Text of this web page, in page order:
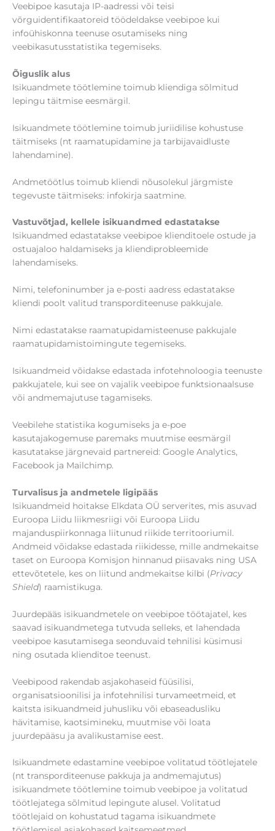
Veebipoe kasutaja IP-aadressi või teisi
võrguidentifikaatoreid töödeldakse veebipoe kui
infoühiskonna teenuse osutamiseks ning
veebikasutusstatistika tegemiseks.
Õiguslik alus
Isikuandmete töötlemine toimub kliendiga sõlmitud
lepingu täitmise eesmärgil.
Isikuandmete töötlemine toimub juriidilise kohustuse
täitmiseks (nt raamatupidamine ja tarbijavaidluste
lahendamine).
Andmetöötlus toimub kliendi nõusolekul järgmiste
tegevuste täitmiseks: infokirja saatmine.
Vastuvõtjad, kellele isikuandmed edastatakse
Isikuandmed edastatakse veebipoe klienditoele ostude ja
ostuajaloo haldamiseks ja kliendiprobleemide
lahendamiseks.
Nimi, telefoninumber ja e-posti aadress edastatakse
kliendi poolt valitud transporditeenuse pakkujale.
Nimi edastatakse raamatupidamisteenuse pakkujale
raamatupidamistoimingute tegemiseks.
Isikuandmeid võidakse edastada infotehnoloogia teenuste
pakkujatele, kui see on vajalik veebipoe funktsionaalsuse
või andmemajutuse tagamiseks.
Veebilehe statistika kogumiseks ja e-poe
kasutajakogemuse paremaks muutmise eesmärgil
kasutatakse järgnevaid partnereid: Google Analytics,
Facebook ja Mailchimp.
Turvalisus ja andmetele ligipääs
Isikuandmeid hoitakse Elkdata OÜ serverites, mis asuvad
Euroopa Liidu liikmesriigi või Euroopa Liidu
majanduspiirkonnaga liitunud riikide territooriumil.
Andmeid võidakse edastada riikidesse, mille andmekaitse
taset on Euroopa Komisjon hinnanud piisavaks ning USA
ettevõtetele, kes on liitund andmekaitse kilbi (Privacy
Shield) raamistikuga.
Juurdepääs isikuandmetele on veebipoe töötajatel, kes
saavad isikuandmetega tutvuda selleks, et lahendada
veebipoe kasutamisega seonduvaid tehnilisi küsimusi
ning osutada klienditoe teenust.
Veebipood rakendab asjakohaseid füüsilisi,
organisatsioonilisi ja infotehnilisi turvameetmeid, et
kaitsta isikuandmeid juhusliku või ebaseadusliku
hävitamise, kaotsimineku, muutmise või loata
juurdepääsu ja avalikustamise eest.
Isikuandmete edastamine veebipoe volitatud töötlejatele
(nt transporditeenuse pakkuja ja andmemajutus)
isikuandmete töötlemine toimub veebipoe ja volitatud
töötlejatega sõlmitud lepingute alusel. Volitatud
töötlejaid on kohustatud tagama isikuandmete